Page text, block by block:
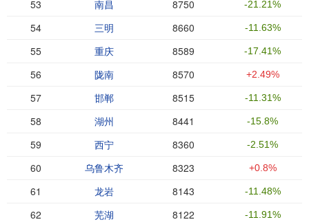
53 南昌 8750 -21.21%
54 三明 8660 -11.63%
55 重庆 8589 -17.41%
56 陇南 8570 +2.49%
57 邯郸 8515 -11.31%
58 湖州 8441 -15.8%
59 西宁 8360 -2.51%
60 乌鲁木齐 8323 +0.8%
61 龙岩 8143 -11.48%
62 芜湖 8122 -11.91%